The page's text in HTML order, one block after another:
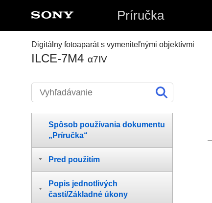
Príručka
Digitálny fotoaparát s vymeniteľnými objektívmi
ILCE-7M4 α7IV
Spôsob používania dokumentu
„Príručka“
Pred použitím
Popis jednotlivých
častí/Základné úkony